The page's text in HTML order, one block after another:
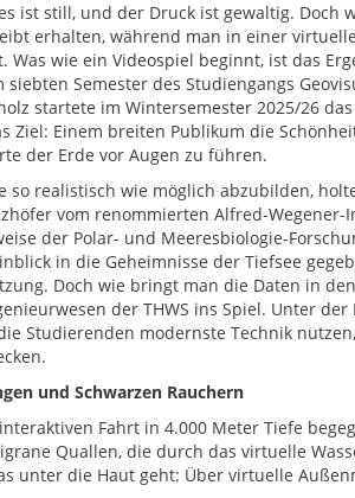
ist still, und der Druck ist gewaltig.
erhalten, während man in einer
Was wie ein Videospiel beginnt, ist das
Semester des Studiengangs
startete im Wintersemester 2025/26
Ziel: Einem breiten Publikum die
der Erde vor Augen zu führen.
so realistisch wie möglich abzubilden,
vom renommierten Alfred-
der Polar- und Meeresbiologie-
in die Geheimnisse der Tiefsee
Doch wie bringt man die Daten in
der THWS ins Spiel. Unter
Studierenden modernste Technik
und Schwarzen Rauchern
Fahrt in 4.000 Meter Tiefe
Quallen, die durch das virtuelle
unter die Haut geht: Über virtuelle